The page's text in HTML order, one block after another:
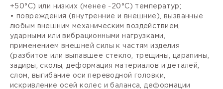
+50°С) или низких (менее -20°С) температур;
• повреждения (внутренние и внешние), вызванные
любым внешним механическим воздействием,
ударными или вибрационными нагрузками,
применением внешней силы к частям изделия
(разбитое или выпавшее стекло, трещины, царапины,
задиры, сколы, деформация материалов и деталей,
слом, выгибание оси переводной головки,
искривление осей колес и баланса, деформации